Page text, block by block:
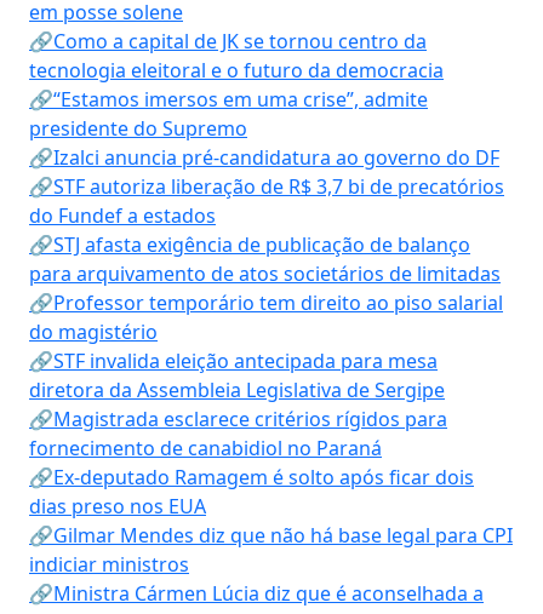
em posse solene
🔗Como a capital de JK se tornou centro da
tecnologia eleitoral e o futuro da democracia
🔗“Estamos imersos em uma crise”, admite
presidente do Supremo
🔗Izalci anuncia pré-candidatura ao governo do DF
🔗STF autoriza liberação de R$ 3,7 bi de precatórios
do Fundef a estados
🔗STJ afasta exigência de publicação de balanço
para arquivamento de atos societários de limitadas
🔗Professor temporário tem direito ao piso salarial
do magistério
🔗STF invalida eleição antecipada para mesa
diretora da Assembleia Legislativa de Sergipe
🔗Magistrada esclarece critérios rígidos para
fornecimento de canabidiol no Paraná
🔗Ex-deputado Ramagem é solto após ficar dois
dias preso nos EUA
🔗Gilmar Mendes diz que não há base legal para CPI
indiciar ministros
🔗Ministra Cármen Lúcia diz que é aconselhada a